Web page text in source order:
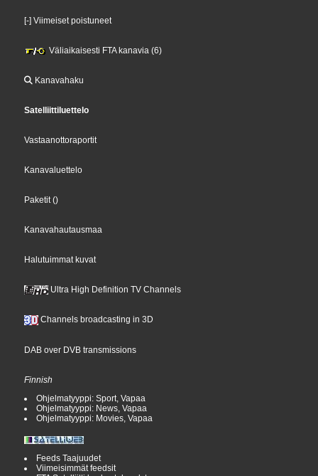
[-] Viimeiset poistuneet
Väliaikaisesti FTA kanavia (6)
Kanavahaku
Satelliittiluettelo
Vastaanottoraportit
Kanavaluettelo
Paketit ()
Kanavahautausmaa
Halutuimmat kuvat
Ultra High Definition TV Channels
Channels broadcasting in 3D
DAB over DVB transmissions
Finnish
Ohjelmatyyppi: Sport, Vapaa
Ohjelmatyyppi: News, Vapaa
Ohjelmatyyppi: Movies, Vapaa
Feeds Taajuudet
Viimeisimmät feedsit